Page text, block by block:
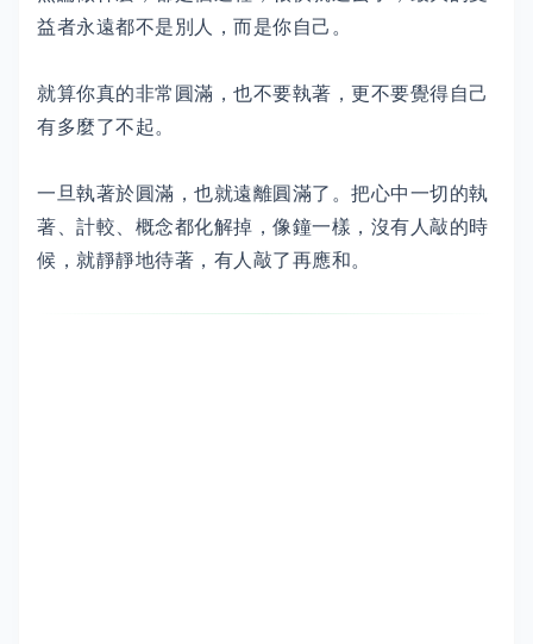
益者永遠都不是別人，而是你自己。
就算你真的非常圓滿，也不要執著，更不要覺得自己
有多麼了不起。
一旦執著於圓滿，也就遠離圓滿了。把心中一切的執
著、計較、概念都化解掉，像鐘一樣，沒有人敲的時
候，就靜靜地待著，有人敲了再應和。